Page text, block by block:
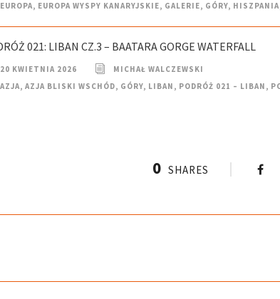
EUROPA, EUROPA WYSPY KANARYJSKIE, GALERIE, GÓRY, HISZPANIA
021: LIBAN CZ.3 – BAATARA GORGE WATERFALL
20 KWIETNIA 2026
MICHAŁ WALCZEWSKI
AZJA, AZJA BLISKI WSCHÓD, GÓRY, LIBAN , PODRÓŻ 021 – LIBAN ,
0 SHARES